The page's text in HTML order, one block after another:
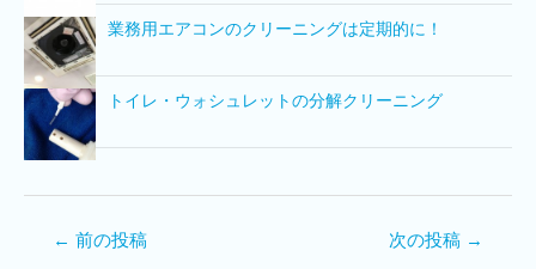
業務用エアコンのクリーニングは定期的に！
トイレ・ウォシュレットの分解クリーニング
← 前の投稿 次の投稿 →